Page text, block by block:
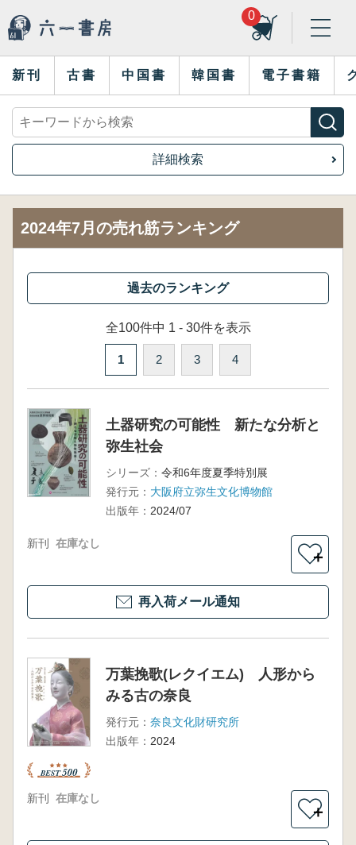
0
新刊 古書 中国書 韓国書 電子書籍
詳細検索
2024年7月の売れ筋ランキング
全100件中 1 - 30件を表示
1 2 3 4
土器研究の可能性 新たな分析と
弥生社会
シリーズ： 令和6年度夏季特別展
発行元： 大阪府立弥生文化博物館
出版年： 2024/07
新刊 在庫なし
＋
再入荷メール通知
万葉挽歌(レクイエム) 人形から
みる古の奈良
発行元： 奈良文化財研究所
出版年： 2024
新刊 在庫なし
＋